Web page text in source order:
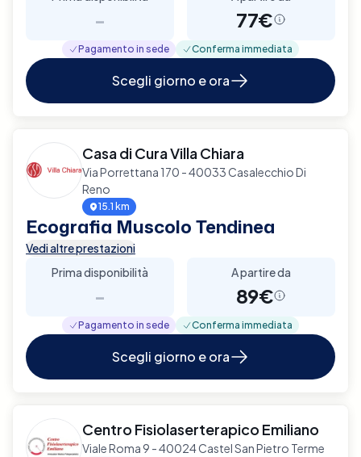
- 77€
Pagamento in sede Conferma immediata
Scegli giorno e ora
Casa di Cura Villa Chiara
Via Porrettana 170 - 40033 Casalecchio Di
Reno
15.1 km
Ecografia Muscolo Tendinea
Vedi altre prestazioni
Prima disponibilità
-
A partire da
89€
Pagamento in sede Conferma immediata
Scegli giorno e ora
Centro Fisiolaserterapico Emiliano
Viale Roma 9 - 40024 Castel San Pietro Terme